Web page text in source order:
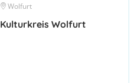
Wolfurt
Kulturkreis Wolfurt